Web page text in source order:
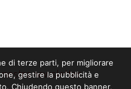
nostra newsletter
di terze parti, per migliorare
gestire la pubblicità e
Chiudendo questo banner,